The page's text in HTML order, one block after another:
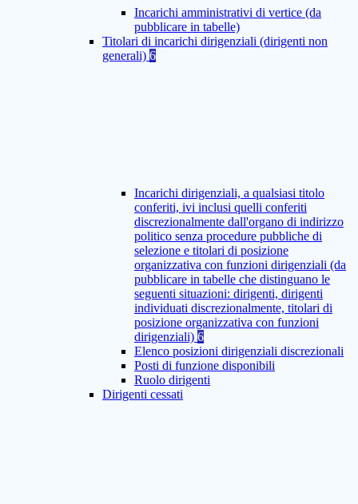
Incarichi amministrativi di vertice (da
pubblicare in tabelle)
Titolari di incarichi dirigenziali (dirigenti non
generali) 6
Incarichi dirigenziali, a qualsiasi titolo
conferiti, ivi inclusi quelli conferiti
discrezionalmente dall'organo di indirizzo
politico senza procedure pubbliche di
selezione e titolari di posizione
organizzativa con funzioni dirigenziali (da
pubblicare in tabelle che distinguano le
seguenti situazioni: dirigenti, dirigenti
individuati discrezionalmente, titolari di
posizione organizzativa con funzioni
dirigenziali) 6
Elenco posizioni dirigenziali discrezionali
Posti di funzione disponibili
Ruolo dirigenti
Dirigenti cessati